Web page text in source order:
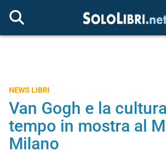
NEWS LIBRI
Van Gogh e la
tempo in mostra al
Milano